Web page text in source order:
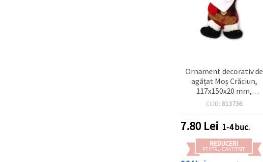
Ornament decorativ de
agățat Moș Crăciun,
117x150x20 mm,
decorațiune festivă
COD: 813736
7.80 Lei 1-4 buc.
REDUCERI
PENTRU CANTITATE